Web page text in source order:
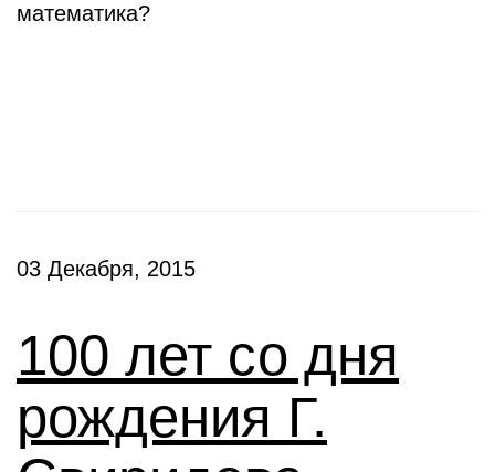
математика?
03 Декабря, 2015
100 лет со дня
рождения Г.